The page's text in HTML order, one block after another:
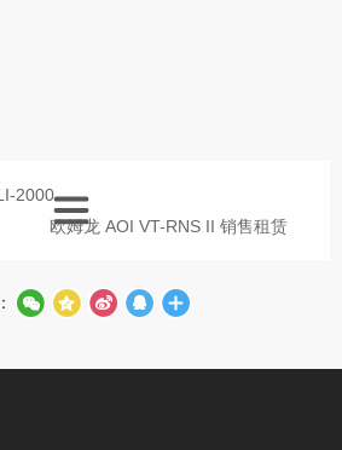
2000
欧姆龙 AOI VT-RNS II 销售租赁